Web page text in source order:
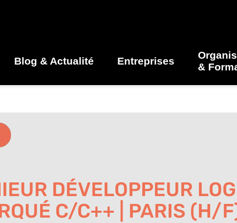
Blog & Actualité Entreprises
&
DÉVELOPPEUR
C/C++ | PARIS (H/